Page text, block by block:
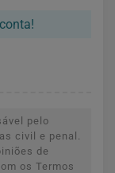
pelo
civil e penal.
de
os Termos